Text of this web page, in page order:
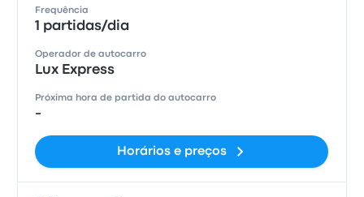
Frequência
1 partidas/dia
Operador de autocarro
Lux Express
Próxima hora de partida do autocarro
-
Horários e preços